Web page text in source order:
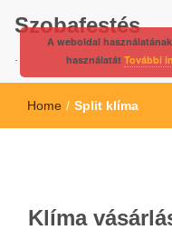
Szobafestés
Home / Split klíma
Klíma
A weboldal
használatát További